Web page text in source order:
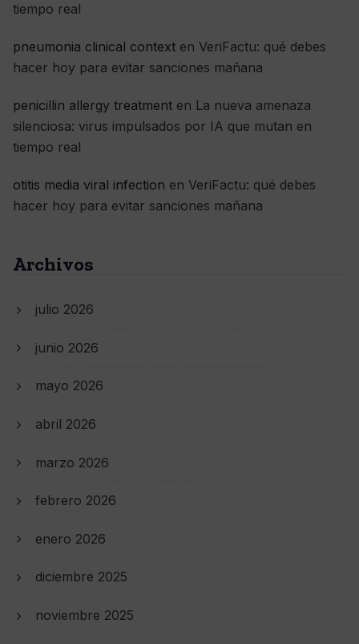
tiempo real
pneumonia clinical context en VeriFactu: qué debes
hacer hoy para evitar sanciones mañana
penicillin allergy treatment en La nueva amenaza
silenciosa: virus impulsados por IA que mutan en
tiempo real
otitis media viral infection en VeriFactu: qué debes
hacer hoy para evitar sanciones mañana
Archivos
julio 2026
junio 2026
mayo 2026
abril 2026
marzo 2026
febrero 2026
enero 2026
diciembre 2025
noviembre 2025